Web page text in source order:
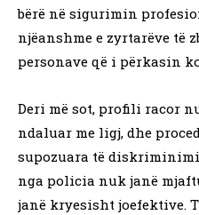
bërë në sigurimin
njëanshme e zyrtarëve të
personave që i përkasin
Deri më sot, profili racor
ndaluar me ligj, dhe
supozuara të
nga policia nuk janë
janë kryesisht joefektive.